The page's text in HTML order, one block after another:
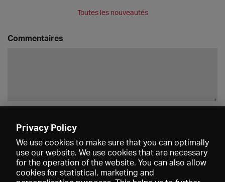
Toutes les nouveautés
Commentaires
Privacy Policy
We use cookies to make sure that you can optimally
use our website. We use cookies that are necessary
for the operation of the website. You can also allow
cookies for statistical, marketing and